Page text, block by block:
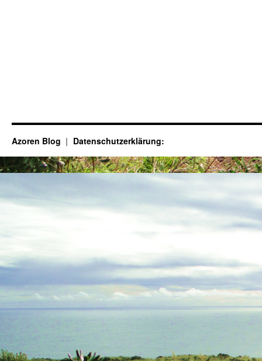
Azoren Blog Datenschutzerklärung: